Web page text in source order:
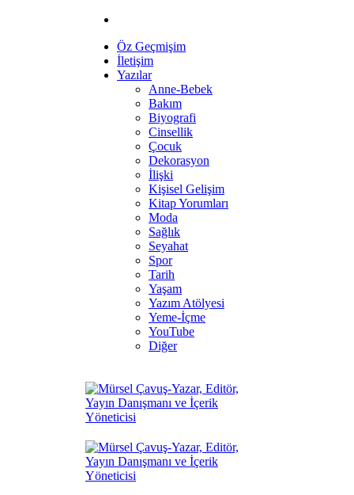
Öz Geçmişim
İletişim
Yazılar
Anne-Bebek
Bakım
Biyografi
Cinsellik
Çocuk
Dekorasyon
İlişki
Kişisel Gelişim
Kitap Yorumları
Moda
Sağlık
Seyahat
Spor
Tarih
Yaşam
Yazım Atölyesi
Yeme-İçme
YouTube
Diğer